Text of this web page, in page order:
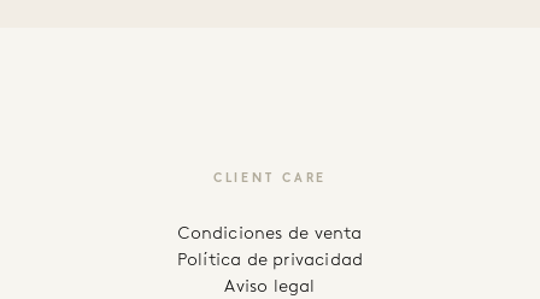
CLIENT CARE
Condiciones de venta
Política de privacidad
Aviso legal